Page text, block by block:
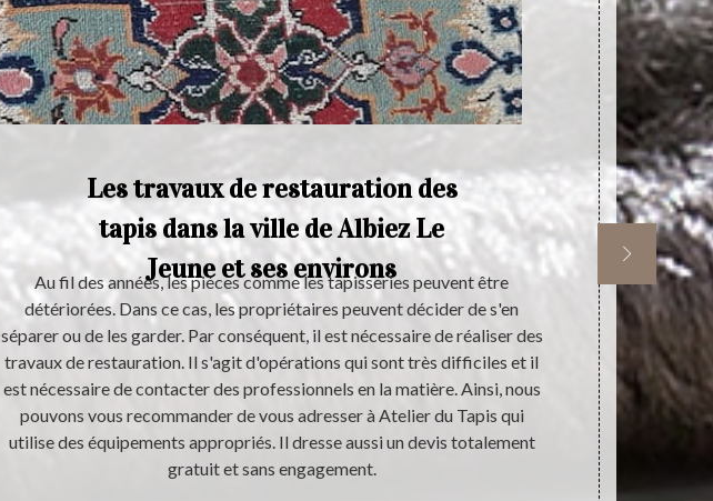
Les travaux de restauration des
tapis dans la ville de Albiez Le
Jeune et ses environs
Au fil des années, les pièces comme les tapisseries peuvent être
détériorées. Dans ce cas, les propriétaires peuvent décider de s'en
séparer ou de les garder. Par conséquent, il est nécessaire de réaliser des
travaux de restauration. Il s'agit d'opérations qui sont très difficiles et il
est nécessaire de contacter des professionnels en la matière. Ainsi, nous
pouvons vous recommander de vous adresser à Atelier du Tapis qui
utilise des équipements appropriés. Il dresse aussi un devis totalement
gratuit et sans engagement.
Un tapis
contraire, il
la
rapidement
faire, c’est
urgence